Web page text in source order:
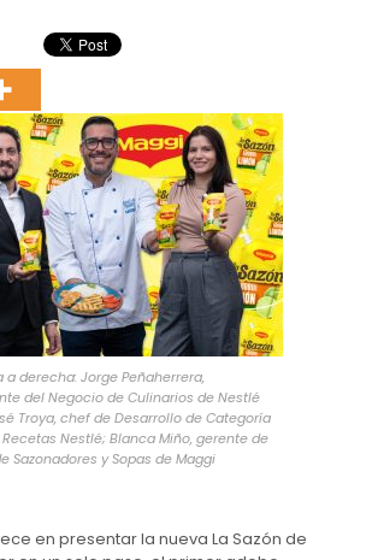
a derecha: Jorge Peñaherrera,
del Negocio de Culinarios de Nestlé
Troya, chef de Desarrollo de Categoría
Nestlé; Blanca Miño, gerente de
Sazonadores y Sopas de Maggi
en presentar la nueva La Sazón de